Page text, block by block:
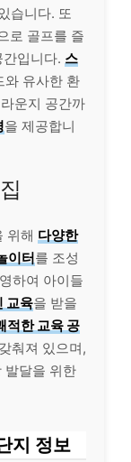
습니다. 또
로 골프를 즐
입니다. 스
와 유사한 환
운지 공간까
을 제공합니
위해 다양한
이터를 조성
하여 아이들
교육을 받을
적한 교육 공
춰져 있으며,
발달을 위한
지 정보